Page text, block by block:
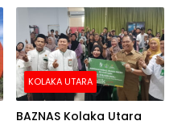
KOLAKA UTARA
BAZNAS Kolaka Utara